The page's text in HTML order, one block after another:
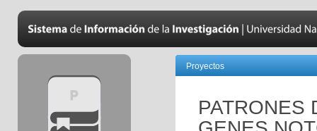
Proyectos
PATRONES